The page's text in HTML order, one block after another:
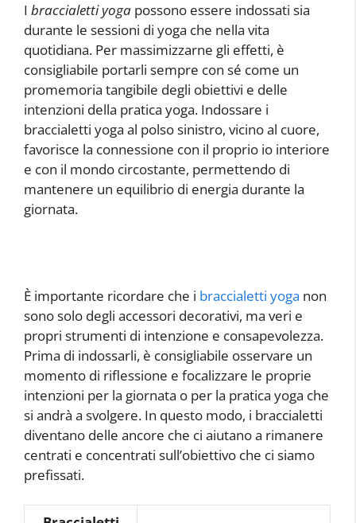
I braccialetti yoga possono essere indossati sia
durante le sessioni di yoga che nella vita
quotidiana. Per massimizzarne gli effetti, è
consigliabile portarli sempre con sé come un
promemoria tangibile degli obiettivi e delle
intenzioni della pratica yoga. Indossare i
braccialetti yoga al polso sinistro, vicino al cuore,
favorisce la connessione con il proprio io interiore
e con il mondo circostante, permettendo di
mantenere un equilibrio di energia durante la
giornata.
È importante ricordare che i braccialetti yoga non
sono solo degli accessori decorativi, ma veri e
propri strumenti di intenzione e consapevolezza.
Prima di indossarli, è consigliabile osservare un
momento di riflessione e focalizzare le proprie
intenzioni per la giornata o per la pratica yoga che
si andrà a svolgere. In questo modo, i braccialetti
diventano delle ancore che ci aiutano a rimanere
centrati e concentrati sull’obiettivo che ci siamo
prefissati.